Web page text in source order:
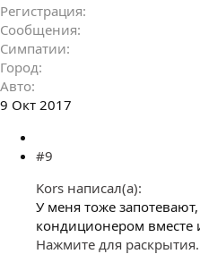
Регистрация
Сообщения
Симпатии
Город
Авто
9 Окт 2017
#9
Kors написал(а):
У меня тоже
кондиционером вместе
Нажмите для